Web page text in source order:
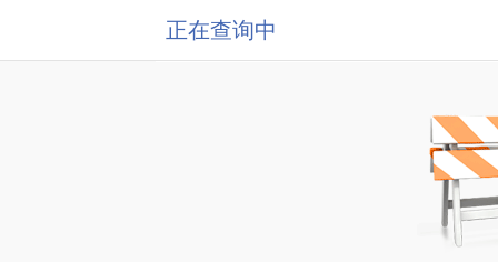
正在查询中